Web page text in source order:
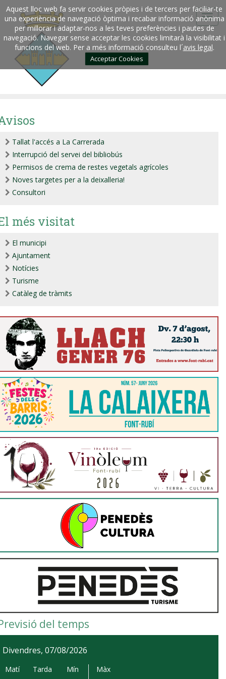
Aquest lloc web fa servir cookies pròpies i de tercers per faciliar-te
una experiència de navegació òptima i recabar informació anònima
per millorar i adaptar-nos a les teves preferències i pautes de
navegació. Navegar sense acceptar les cookies limitarà la visibilitat i
funcions del web. Per a més informació consulteu l´avis legal.
Acceptar Cookies
Tallat l'accés a La Carrerada
Interrupció del servei del bibliobús
Permisos de crema de restes vegetals agrícoles
Noves targetes per a la deixalleria!
Consultori
més visitat
El municipi
Ajuntament
Notícies
Turisme
Catàleg de tràmits
del temps
Divendres, 07/08/2026
Matí Tarda Mín Màx